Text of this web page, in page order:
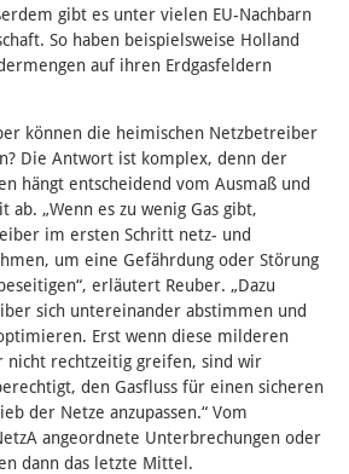
gibt es unter vielen EU-Nachbarn
So haben beispielsweise Holland
auf ihren Erdgasfeldern
können die heimischen Netzbetreiber
Die Antwort ist komplex, denn der
hängt entscheidend vom Ausmaß und
„Wenn es zu wenig Gas gibt,
im ersten Schritt netz- und
um eine Gefährdung oder Störung
erläutert Reuber. „Dazu
sich untereinander abstimmen und
Erst wenn diese milderen
nicht rechtzeitig greifen, sind wir
den Gasfluss für einen sicheren
der Netze anzupassen.“ Vom
angeordnete Unterbrechungen oder
dann das letzte Mittel.